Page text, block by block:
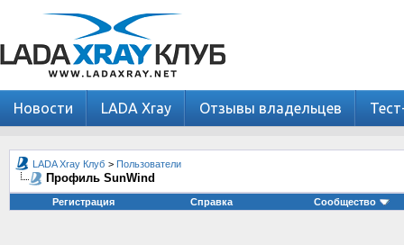
Новости LADA Xray Отзывы владельцев
LADA Xray Клуб > Пользователи
Профиль SunWind
Регистрация Справка Сообщество